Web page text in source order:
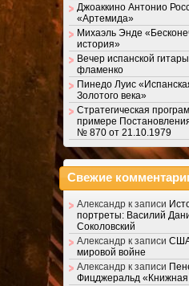
Джоаккино Антонио
«Артемида»
Михаэль Энде
история»
Вечер испанской
фламенко
Пинедо Луис
Золотого века»
Стратегическая
примере
№ 870 от 21.10.1979
Свежие
Александр к записи
портреты: Василий
Соколовский
Александр к записи США
мировой войне
Александр к записи
Фицджеральд «Книжная